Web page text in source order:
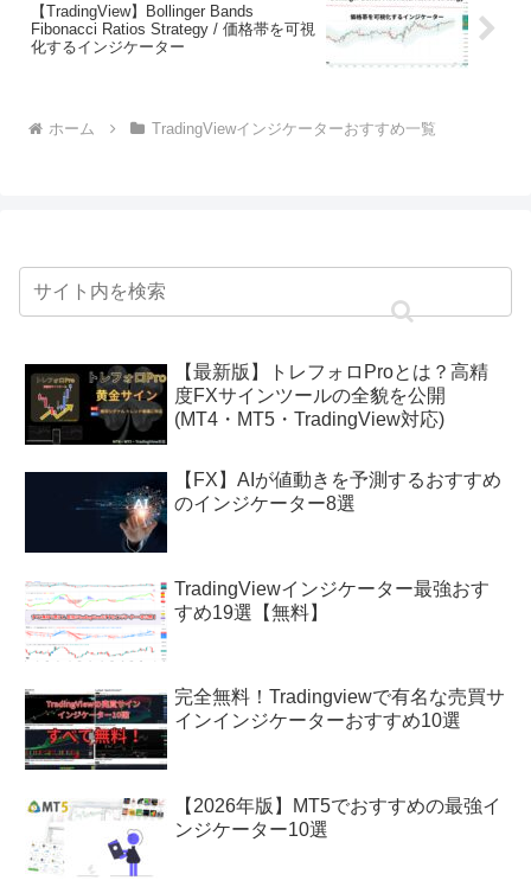
【TradingView】Bollinger Bands
Fibonacci Ratios Strategy / 価格帯を可視
化するインジケーター
ホーム TradingViewインジケーターおすすめ一覧
【最新版】トレフォロProとは？高精
度FXサインツールの全貌を公開
(MT4・MT5・TradingView対応)
【FX】AIが値動きを予測するおすすめ
のインジケーター8選
TradingViewインジケーター最強おす
すめ19選【無料】
完全無料！Tradingviewで有名な売買サ
インインジケーターおすすめ10選
【2026年版】MT5でおすすめの最強イ
ンジケーター10選